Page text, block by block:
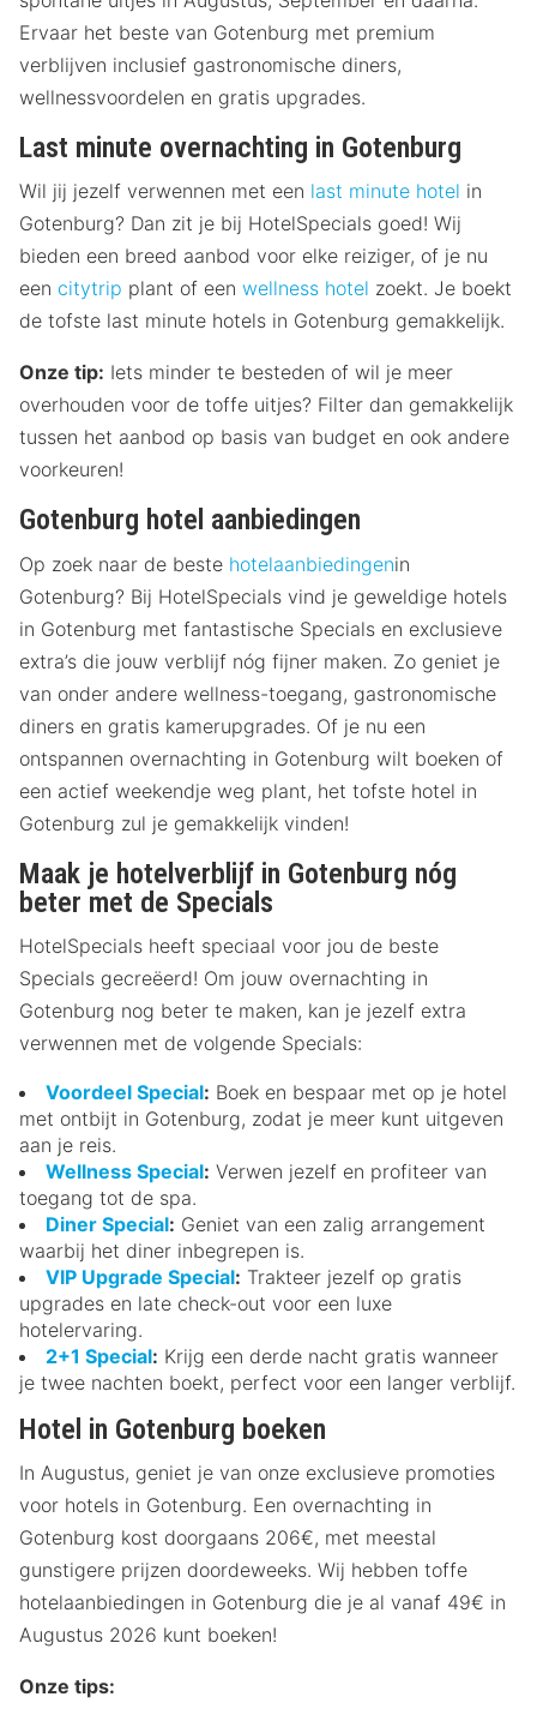
Ervaar het beste van Gotenburg met premium
verblijven inclusief gastronomische diners,
wellnessvoordelen en gratis upgrades.
Last minute overnachting in Gotenburg
Wil jij jezelf verwennen met een last minute hotel in
Gotenburg? Dan zit je bij HotelSpecials goed! Wij
bieden een breed aanbod voor elke reiziger, of je nu
een citytrip plant of een wellness hotel zoekt. Je boekt
de tofste last minute hotels in Gotenburg gemakkelijk.
Onze tip: Iets minder te besteden of wil je meer
overhouden voor de toffe uitjes? Filter dan gemakkelijk
tussen het aanbod op basis van budget en ook andere
voorkeuren!
Gotenburg hotel aanbiedingen
Op zoek naar de beste hotelaanbiedingenin
Gotenburg? Bij HotelSpecials vind je geweldige hotels
in Gotenburg met fantastische Specials en exclusieve
extra’s die jouw verblijf nóg fijner maken. Zo geniet je
van onder andere wellness-toegang, gastronomische
diners en gratis kamerupgrades. Of je nu een
ontspannen overnachting in Gotenburg wilt boeken of
een actief weekendje weg plant, het tofste hotel in
Gotenburg zul je gemakkelijk vinden!
Maak je hotelverblijf in Gotenburg nóg
beter met de Specials
HotelSpecials heeft speciaal voor jou de beste
Specials gecreëerd! Om jouw overnachting in
Gotenburg nog beter te maken, kan je jezelf extra
verwennen met de volgende Specials:
Voordeel Special: Boek en bespaar met op je hotel
met ontbijt in Gotenburg, zodat je meer kunt uitgeven
aan je reis.
Wellness Special: Verwen jezelf en profiteer van
toegang tot de spa.
Diner Special: Geniet van een zalig arrangement
waarbij het diner inbegrepen is.
VIP Upgrade Special: Trakteer jezelf op gratis
upgrades en late check-out voor een luxe
hotelervaring.
2+1 Special: Krijg een derde nacht gratis wanneer
je twee nachten boekt, perfect voor een langer verblijf.
Hotel in Gotenburg boeken
In Augustus, geniet je van onze exclusieve promoties
voor hotels in Gotenburg. Een overnachting in
Gotenburg kost doorgaans 206€, met meestal
gunstigere prijzen doordeweeks. Wij hebben toffe
hotelaanbiedingen in Gotenburg die je al vanaf 49€ in
Augustus 2026 kunt boeken!
Onze tips: